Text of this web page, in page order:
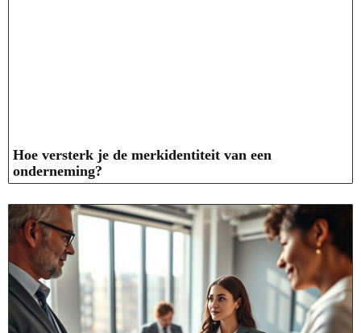
Hoe versterk je de merkidentiteit van een
onderneming?